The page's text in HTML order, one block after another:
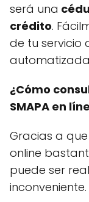
será una
crédito.
de tu servicio
¿Cómo
SMAPA en
Gracias a que
online
puede ser
inconveniente.